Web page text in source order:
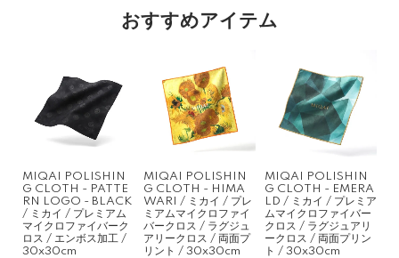
おすすめアイテム
MIQAI POLISHIN
G CLOTH - PATTE
RN LOGO - BLACK
/ ミカイ / プレミアム
マイクロファイバーク
ロス / エンボス加工 /
30x30cm
MIQAI POLISHIN
G CLOTH - HIMA
WARI / ミカイ / プレ
ミアムマイクロファイ
バークロス / ラグジュ
アリークロス / 両面プ
リント / 30x30cm
MIQAI POLISHIN
G CLOTH - EMERA
LD / ミカイ / プレミア
ムマイクロファイバー
クロス / ラグジュアリ
ークロス / 両面プリン
ト / 30x30cm